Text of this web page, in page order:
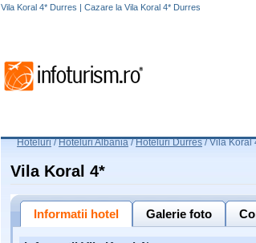
Vila Koral 4* Durres | Cazare la Vila Koral 4* Durres
Hoteluri /Hoteluri Albania/Hoteluri Durres/Vila Koral
Vila Koral 4*
Informatii hotel Galerie foto